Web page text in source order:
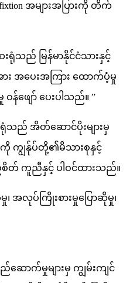
fixtion အများအပြားကို တိက်
ေးရုံသည် မြန်မာနိုင်ငံသားနှင့်
း အပေးအကြား ထောက်ပံ့မှု
န်ဖျော် ပေးပါသည်။ ”
းရုံသည် အိတ်ဆောင်ပိုးများမှ
ကို ကျွန်ုပ်တို့၏မိသားစုနှင့်
တ် ကူညီနှင့် ပါဝင်ထားသည်။
၊ အလုပ်ကြိုးစားမှုပြောဆိုမှု၊
ဆောက်မှုများမှ ကျွမ်းကျင်